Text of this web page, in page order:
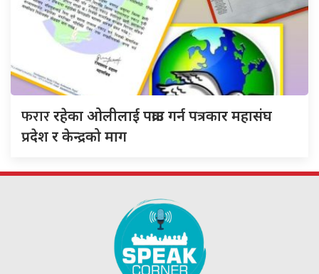
फराररहेका ओलीलाई पक्राउ गर्न पत्रकार महासंघ
प्रदेश र केन्द्रको माग